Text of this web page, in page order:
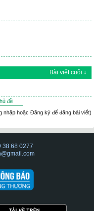
Bài viết cuối ↓
đề
nhập hoặc Đăng ký để đăng bài viết)
38 68 0277